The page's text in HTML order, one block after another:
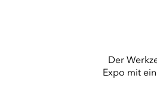
Der
Expo mit